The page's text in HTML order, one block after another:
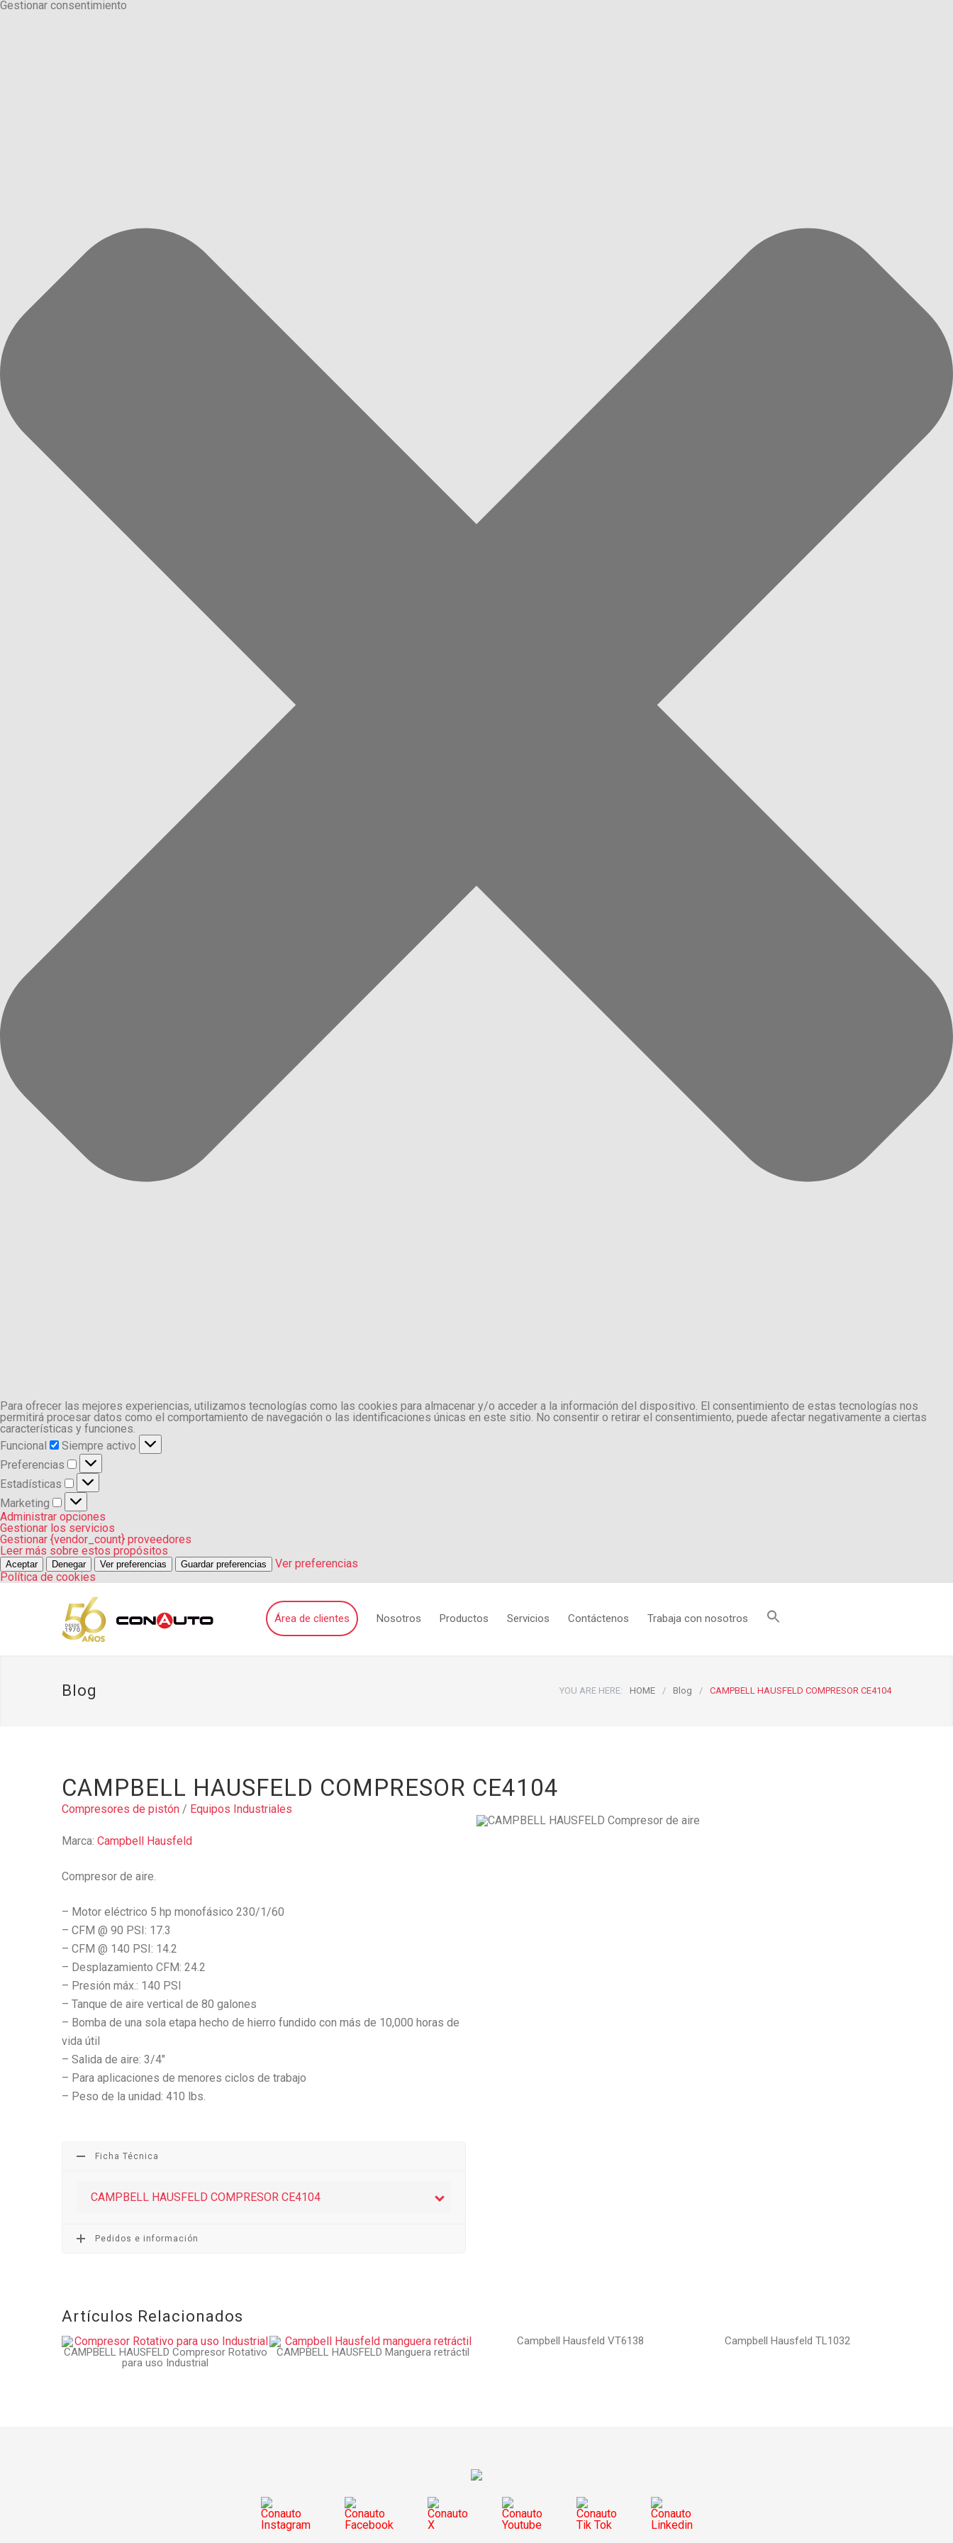
Gestionar consentimiento
Para ofrecer las mejores experiencias, utilizamos tecnologías como las cookies para almacenar y/o acceder a la información del dispositivo. El consentimiento de estas tecnologías nos
permitirá procesar datos como el comportamiento de navegación o las identificaciones únicas en este sitio. No consentir o retirar el consentimiento, puede afectar negativamente a ciertas
características y funciones.
Funcional
Funcional
Siempre activo
Preferencias
Preferencias
Estadísticas
Estadísticas
Marketing
Marketing
Administrar opciones
Gestionar los servicios
Gestionar {vendor_count} proveedores
Leer más sobre estos propósitos
Aceptar Denegar Ver preferencias Guardar preferencias
Ver preferencias
Política de cookies
Área de clientes Nosotros Productos Servicios Contáctenos Trabaja con nosotros
Blog YOU ARE HERE: HOME / Blog / CAMPBELL HAUSFELD COMPRESOR CE4104
CAMPBELL HAUSFELD COMPRESOR CE4104
Compresores de pistón / Equipos Industriales
Marca: Campbell Hausfeld
Compresor de aire.
– Motor eléctrico 5 hp monofásico 230/1/60
– CFM @ 90 PSI: 17.3
– CFM @ 140 PSI: 14.2
– Desplazamiento CFM: 24.2
– Presión máx.: 140 PSI
– Tanque de aire vertical de 80 galones
– Bomba de una sola etapa hecho de hierro fundido con más de 10,000 horas de
vida útil
– Salida de aire: 3/4″
– Para aplicaciones de menores ciclos de trabajo
– Peso de la unidad: 410 lbs.
Ficha Técnica
CAMPBELL HAUSFELD COMPRESOR CE4104
Pedidos e información
Artículos Relacionados
CAMPBELL HAUSFELD Compresor Rotativo
para uso Industrial
CAMPBELL HAUSFELD Manguera retráctil
Campbell Hausfeld VT6138 Campbell Hausfeld TL1032